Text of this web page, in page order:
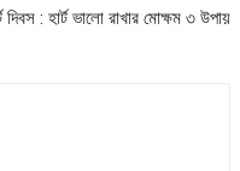
দিবস : হার্ট ভালো রাখার মোক্ষম ৩ উপায়